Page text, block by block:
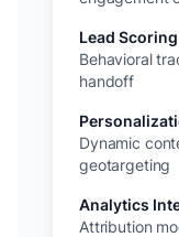
Lead Scoring
Behavioral
handoff
Dynamic
geotargeting
Analytics
Attribution